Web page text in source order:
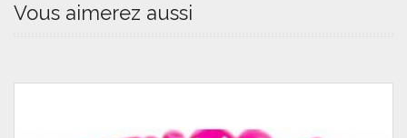
Vous aimerez aussi